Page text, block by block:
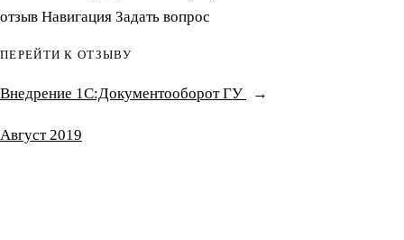
отзыв Навигация Задать вопрос
ПЕРЕЙТИ К ОТЗЫВУ
Внедрение 1С:Документооборот ГУ
Август 2019